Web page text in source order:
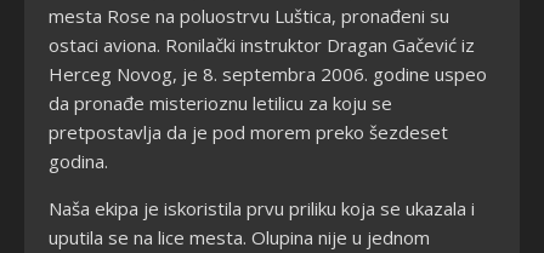
mesta Rose na poluostrvu Luštica, pronađeni su
ostaci aviona. Ronilački instruktor Dragan Gačević iz
Herceg Novog, je 8. septembra 2006. godine uspeo
da pronađe misterioznu letilicu za koju se
pretpostavlja da je pod morem preko šezdeset
godina.
Naša ekipa je iskoristila prvu priliku koja se ukazala i
uputila se na lice mesta. Olupina nije u jednom